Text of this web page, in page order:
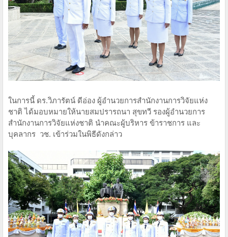
ในการนี้ ดร.วิภารัตน์ ดีอ่อง ผู้อำนวยการสำนักงานการวิจัยแห่ง
ชาติ ได้มอบหมายให้นายสมปรารถนา สุขทวี รองผู้อำนวยการ
สำนักงานการวิจัยแห่งชาติ นำคณะผู้บริหาร ข้าราชการ และ
บุคลากร วช. เข้าร่วมในพิธีดังกล่าว